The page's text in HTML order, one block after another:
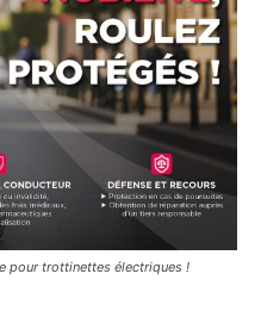
pour trottinettes électriques !